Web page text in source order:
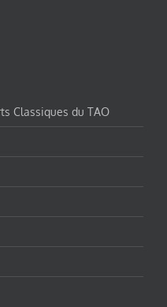
Classiques du TAO